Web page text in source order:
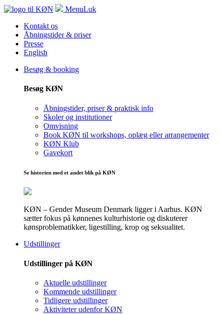
MenuLuk
Kontakt os
Åbningstider & priser
Presse
English
Besøg & booking
Besøg KØN
Åbningstider, priser & praktisk info
Skoler og institutioner
Omvisning
Book KØN til workshops, oplæg eller arrangementer
KØN Klub
Gavekort
Se historien med et andet blik på KØN
KØN – Gender Museum Denmark ligger i Aarhus. KØN
sætter fokus på kønnenes kulturhistorie og diskuterer
kønsproblematikker, ligestilling, krop og seksualitet.
Udstillinger
Udstillinger på KØN
Aktuelle udstillinger
Kommende udstillinger
Tidligere udstillinger
Aktiviteter udenfor KØN